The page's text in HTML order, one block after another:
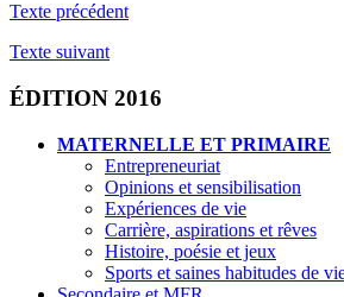
Texte précédent
Texte suivant
ÉDITION 2016
MATERNELLE ET PRIMAIRE
Entrepreneuriat
Opinions et sensibilisation
Expériences de vie
Carrière, aspirations et rêves
Histoire, poésie et jeux
Sports et saines habitudes de